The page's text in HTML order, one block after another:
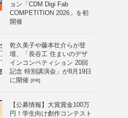
ョン「CDM Digi Fab
COMPETITION 2026」を初
開催
乾久美子や藤本壮介らが登
壇、「長谷工 住まいのデザ
インコンペティション 20回
記念 特別講演会」が8月19日
に開催 [PR]
【公募情報】大賞賞金100万
円！学生向け創作コンテスト